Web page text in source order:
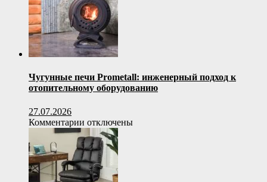
Чугунные печи Prometall: инженерный подход к
отопительному оборудованию
27.07.2026
Комментарии к
записи
Чугунные
печи
Prometall:
инженерный
отключены